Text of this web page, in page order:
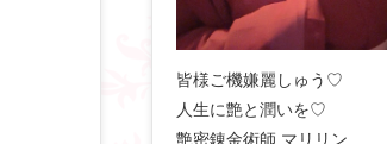
皆様ご機嫌麗しゅう♡
人生に艶と潤いを♡
艶密錬金術師 マリリン